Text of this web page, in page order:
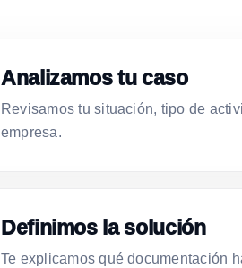
Analizamos tu caso
Revisamos tu situación, tipo de
empresa.
Definimos la solución
Te explicamos qué documentación